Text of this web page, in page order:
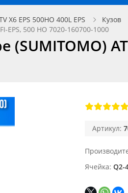
X6 EPS 500HO 400L EPS Кузов
EPS, 500 HO 7020-160700-1000
Артикул:
Ячейка Q2-